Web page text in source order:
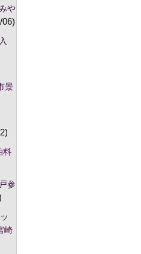
や
06)
景
料
参
崎